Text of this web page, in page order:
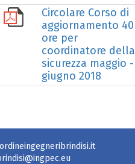
Circolare Corso di
aggiornamento 40
ore per
coordinatore della
sicurezza maggio -
giugno 2018